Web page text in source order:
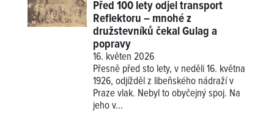
Před 100 lety odjel transport
Reflektoru – mnohé z
družstevníků čekal Gulag a
popravy
16. květen 2026
Přesně před sto lety, v neděli 16. května
1926, odjížděl z libeňského nádraží v
Praze vlak. Nebyl to obyčejný spoj. Na
jeho v...